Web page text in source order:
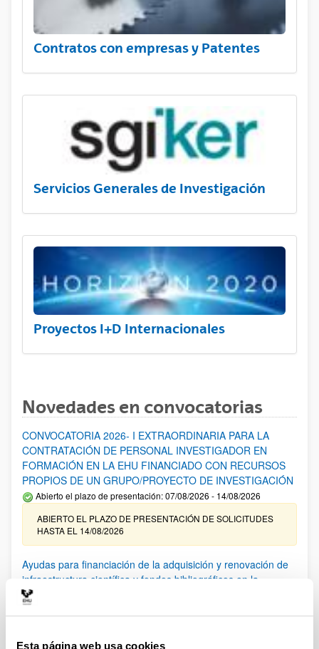
Esta página web usa cookies
Contratos con empresas y Patentes
Servicios Generales de Investigación
Proyectos I+D Internacionales
Novedades en convocatorias
CONVOCATORIA 2026- I EXTRAORDINARIA PARA LA
CONTRATACIÓN DE PERSONAL INVESTIGADOR EN
FORMACIÓN EN LA EHU FINANCIADO CON RECURSOS
PROPIOS DE UN GRUPO/PROYECTO DE INVESTIGACIÓN
Abierto el plazo de presentación: 07/08/2026 - 14/08/2026
ABIERTO EL PLAZO DE PRESENTACIÓN DE SOLICITUDES
HASTA EL 14/08/2026
Ayudas para financiación de la adquisición y renovación de
infraestructura científica y fondos bibliográficos en la
UPV/EHU 2026
solicitudes admitidas y excluidas. 23/03/2026: Relación